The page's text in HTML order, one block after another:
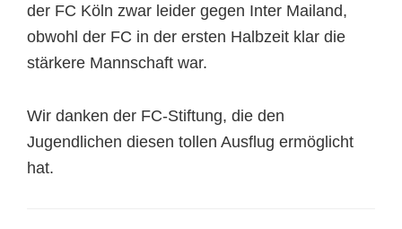
der FC Köln zwar leider gegen Inter Mailand,
obwohl der FC in der ersten Halbzeit klar die
stärkere Mannschaft war.
Wir danken der FC-Stiftung, die den
Jugendlichen diesen tollen Ausflug ermöglicht
hat.